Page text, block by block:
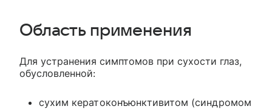
Область применения
Для устранения симптомов при сухости глаз,
обусловленной:
сухим кератоконъюнктивитом (синдромом